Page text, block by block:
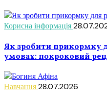
Корисна інформація
Як зробити прикормку
умовах: покроковий
Навчання28.07.2026